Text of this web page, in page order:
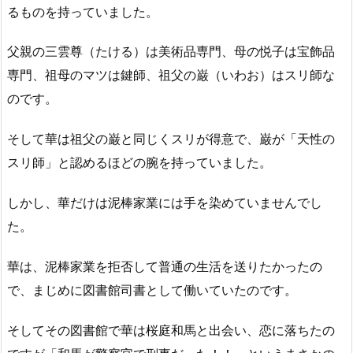
るものを持っていました。
父親の三雲尊（たける）は美術品専門、母の悦子は宝飾品
専門、祖母のマツは鍵師、祖父の巌（いわお）はスリ師な
のです。
そして華は祖父の巌と同じくスリが得意で、巌が「天性の
スリ師」と認めるほどの腕を持っていました。
しかし、華だけは泥棒家業には手を染めていませんでし
た。
華は、泥棒家業を拒否して普通の生活を送りたかったの
で、まじめに図書館司書として働いていたのです。
そしてその図書館で華は桜庭和馬と出会い、恋に落ちたの